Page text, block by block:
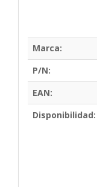
Marca:
P/N:
EAN:
Disponibilidad: